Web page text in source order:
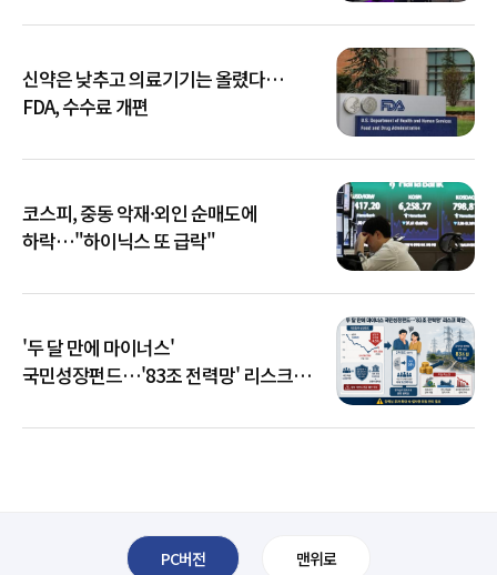
신약은 낮추고 의료기기는 올렸다…
FDA, 수수료 개편
코스피, 중동 악재·외인 순매도에
하락…"하이닉스 또 급락"
'두 달 만에 마이너스'
국민성장펀드…'83조 전력망' 리스크
PC버전 맨위로